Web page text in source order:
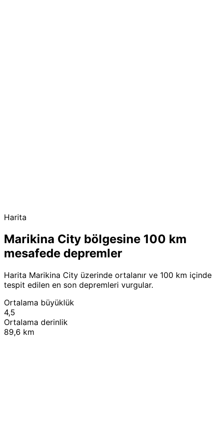
Harita
Marikina City bölgesine 100 km
mesafede depremler
Harita Marikina City üzerinde ortalanır ve 100 km içinde
tespit edilen en son depremleri vurgular.
Ortalama büyüklük
4,5
Ortalama derinlik
89,6 km